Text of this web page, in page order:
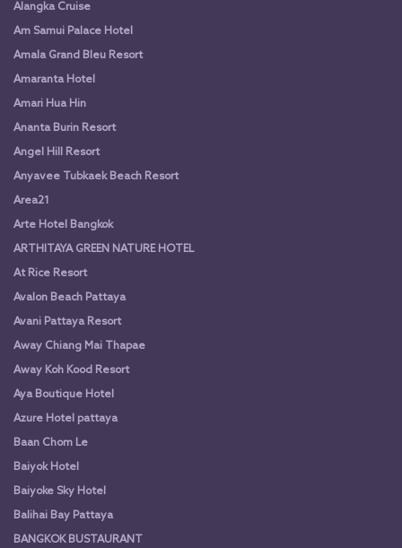
Alangka Cruise
Am Samui Palace Hotel
Amala Grand Bleu Resort
Amaranta Hotel
Amari Hua Hin
Ananta Burin Resort
Angel Hill Resort
Anyavee Tubkaek Beach Resort
Area21
Arte Hotel Bangkok
ARTHITAYA GREEN NATURE HOTEL
At Rice Resort
Avalon Beach Pattaya
Avani Pattaya Resort
Away Chiang Mai Thapae
Away Koh Kood Resort
Aya Boutique Hotel
Azure Hotel pattaya
Baan Chom Le
Baiyok Hotel
Baiyoke Sky Hotel
Balihai Bay Pattaya
BANGKOK BUSTAURANT